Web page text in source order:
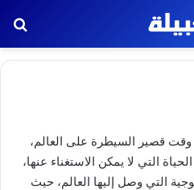
قصير السيطرة على العالم،
التي لا يمكن الاستغناء عنها،
التي وصل إليها العالم، حيث